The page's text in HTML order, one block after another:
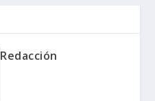
Redacción